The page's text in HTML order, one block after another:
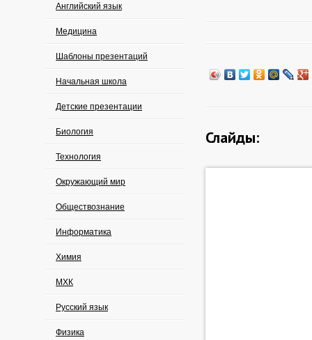
Английский язык
Медицина
Шаблоны презентаций
Начальная школа
Детские презентации
Биология
Технология
Окружающий мир
Обществознание
Информатика
Химия
МХК
Русский язык
Физика
Слайды: